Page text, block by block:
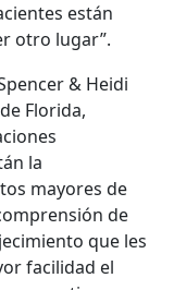
están
otro lugar”.
& Heidi
Florida,
la
mayores de
de
que les
facilidad el